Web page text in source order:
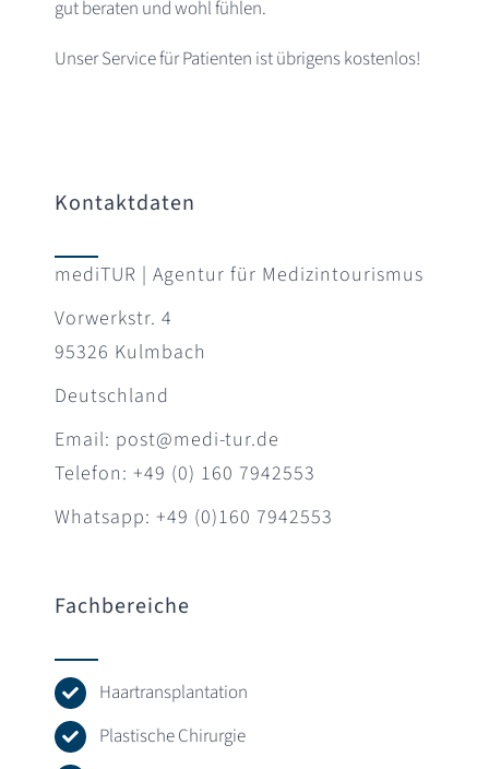
gut beraten und wohl fühlen.
Unser Service für Patienten ist übrigens kostenlos!
Kontaktdaten
mediTUR | Agentur für Medizintourismus
Vorwerkstr. 4
95326 Kulmbach
Deutschland
Email: post@medi-tur.de
Telefon: +49 (0) 160 7942553
Whatsapp: +49 (0)160 7942553
Fachbereiche
Haartransplantation
Plastische Chirurgie